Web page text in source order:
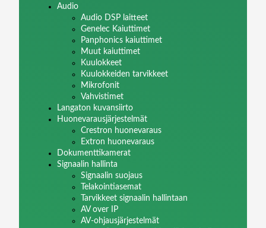
Audio
Audio DSP laitteet
Genelec Kaiuttimet
Panphonics kaiuttimet
Muut kaiuttimet
Kuulokkeet
Kuulokkeiden tarvikkeet
Mikrofonit
Vahvistimet
Langaton kuvansiirto
Huonevarausjärjestelmät
Crestron huonevaraus
Extron huonevaraus
Dokumenttikamerat
Signaalin hallinta
Signaalin suojaus
Telakointiasemat
Tarvikkeet signaalin hallintaan
AV over IP
AV-ohjausjärjestelmät